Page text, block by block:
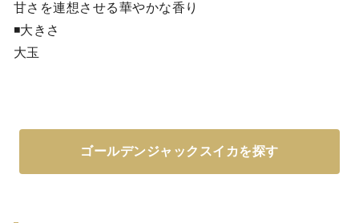
甘さを連想させる華やかな香り
◾️大きさ
大玉
ゴールデンジャックスイカを探す